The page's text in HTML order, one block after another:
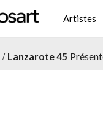
Artistes
/ Lanzarote 45